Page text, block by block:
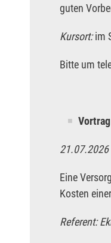
guten
Kursort:im
Bitte um
21.07.2026
Eine
Kosten
Referent: